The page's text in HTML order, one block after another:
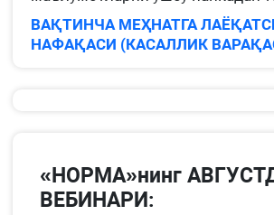
ВАҚТИНЧА МЕҲНАТГА
НАФАҚАСИ (КАСАЛЛИК
«НОРМА»нинг
ВЕБИНАРИ: